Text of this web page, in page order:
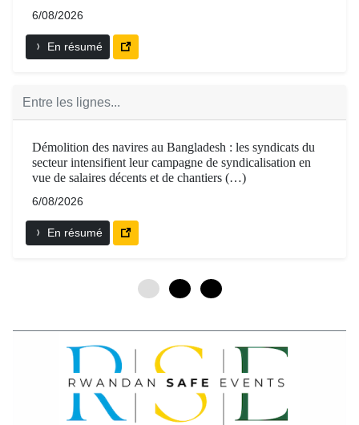
6/08/2026
En résumé
Entre les lignes...
Démolition des navires au Bangladesh : les syndicats du
secteur intensifient leur campagne de syndicalisation en
vue de salaires décents et de chantiers (…)
6/08/2026
En résumé